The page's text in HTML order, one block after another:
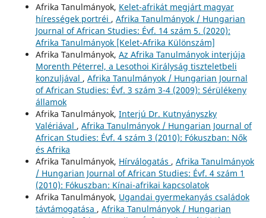
Afrika Tanulmányok, Kelet-afrikát megjárt magyar
hírességek portréi , Afrika Tanulmányok / Hungarian
Journal of African Studies: Évf. 14 szám 5. (2020):
Afrika Tanulmányok [Kelet-Afrika Különszám]
Afrika Tanulmányok, Az Afrika Tanulmányok interjúja
Morenth Péterrel, a Lesothoi Királyság tiszteletbeli
konzuljával , Afrika Tanulmányok / Hungarian Journal
of African Studies: Évf. 3 szám 3-4 (2009): Sérülékeny
államok
Afrika Tanulmányok, Interjú Dr. Kutnyányszky
Valériával , Afrika Tanulmányok / Hungarian Journal of
African Studies: Évf. 4 szám 3 (2010): Fókuszban: Nők
és Afrika
Afrika Tanulmányok, Hírválogatás , Afrika Tanulmányok
/ Hungarian Journal of African Studies: Évf. 4 szám 1
(2010): Fókuszban: Kínai-afrikai kapcsolatok
Afrika Tanulmányok, Ugandai gyermekanyás családok
távtámogatása , Afrika Tanulmányok / Hungarian